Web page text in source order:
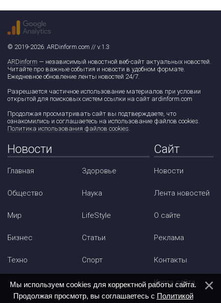
© 2019-2026. ARDinform.com // v.1.3
ARDinform — независимый новостной веб-сайт актуальных новостей.
Читайте про важные события и новости в удобном формате.
Ежедневное обновление ленты новостей 24/7.
Разрешается частичное использование материалов при условии
открытой для поисковых систем ссылки на сайт ardinform.com
Продолжая просматривать сайт вы подтверждаете, что
ознакомились и соглашаетесь на использование файлов cookies.
Политика использования файлов cookies.
Новости
Главная
Общество
Мир
Бизнес
Техно
Здоровье
Наука
LifeStyle
Статьи
Спорт
Сайт
Новости
Лента новостей
О сайте
Реклама
Контакты
Карта сайта
Мы используем cookies для корректной работы сайта.
Продолжая просмотр, вы соглашаетесь с Политикой